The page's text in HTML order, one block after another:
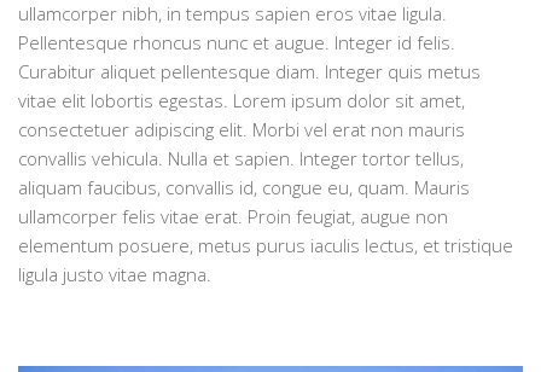
ullamcorper nibh, in tempus sapien eros vitae ligula.
Pellentesque rhoncus nunc et augue. Integer id felis.
Curabitur aliquet pellentesque diam. Integer quis metus
vitae elit lobortis egestas. Lorem ipsum dolor sit amet,
consectetuer adipiscing elit. Morbi vel erat non mauris
convallis vehicula. Nulla et sapien. Integer tortor tellus,
aliquam faucibus, convallis id, congue eu, quam. Mauris
ullamcorper felis vitae erat. Proin feugiat, augue non
elementum posuere, metus purus iaculis lectus, et tristique
ligula justo vitae magna.